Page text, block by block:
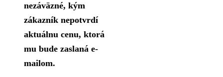
nezáväzné, kým
zákazník nepotvrdí
aktuálnu cenu, ktorá
mu bude zaslaná e-
mailom.